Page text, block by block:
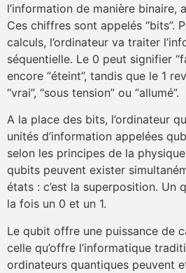
l’information de manière binaire,
Ces chiffres sont appelés “bits”.
calculs, l’ordinateur va traiter
séquentielle. Le 0 peut signifier
encore “éteint”, tandis que le 1
“vrai”, “sous tension” ou “allumé”.
A la place des bits, l’ordinateur
unités d’information appelées
selon les principes de la
qubits peuvent exister
états : c’est la superposition. Un
la fois un 0 et un 1.
Le qubit offre une puissance de
celle qu’offre l’informatique
ordinateurs quantiques peuvent